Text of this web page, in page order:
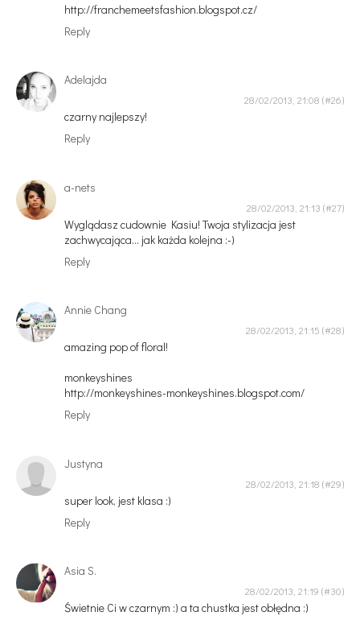
http://franchemeetsfashion.blogspot.cz/
Reply
Adelajda
28/02/2013, 21:08
czarny najlepszy!
Reply
a-nets
28/02/2013, 21:13
Wyglądasz cudownie Kasiu! Twoja stylizacja jest
zachwycająca... jak każda kolejna :-)
Reply
Annie Chang
28/02/2013, 21:15
amazing pop of floral!
monkeyshines
http://monkeyshines-monkeyshines.blogspot.com/
Reply
Justyna
28/02/2013, 21:18
super look, jest klasa :)
Reply
Asia S.
28/02/2013, 21:19
Świetnie Ci w czarnym :) a ta chustka jest obłędna :)